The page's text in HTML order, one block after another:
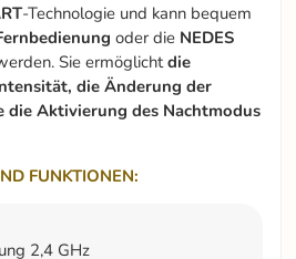
-Technologie und kann bequem
oder die NEDES
Sie ermöglichtdie
die Änderung der
die Aktivierung des Nachtmodus
FUNKTIONEN:
2,4 GHz